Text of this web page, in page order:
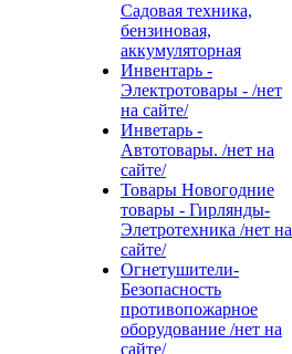
Садовая техника,
бензиновая,
аккумуляторная
Инвентарь -
Электротовары - /нет
на сайте/
Инветарь -
Автотовары. /нет на
сайте/
Товары Новогодние
товары - Гирлянды-
Элетротехника /нет на
сайте/
Огнетушители-
Безопасность
противопожарное
оборудование /нет на
сайте/